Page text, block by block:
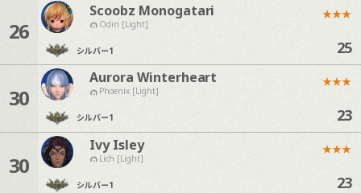
26
Scoobz Monogatari
Odin [Light]
シルバー1
★★★
25
30
Aurora Winterheart
Phoenix [Light]
シルバー1
★★★
23
30
Ivy Isley
Lich [Light]
シルバー1
★★★
23